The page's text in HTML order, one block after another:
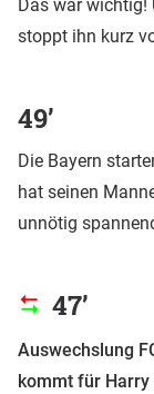
Das war wichtig!
stoppt ihn kurz
49’
Die Bayern
hat seinen
unnötig
47’
Auswechslung
kommt für Harry